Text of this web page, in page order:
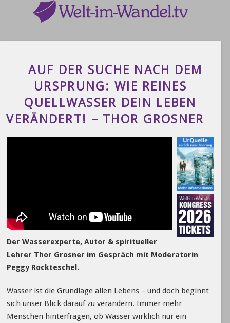
AUF DER SUCHE NACH DEM
URSPRUNG: WIE REINES
QUELLWASSER DEIN LEBEN
VERÄNDERT! – THOR GROSNER
Der Wasserexperte, Autor & spiritueller
Lehrer Thor Grosner im Gespräch mit Moderatorin
Peggy Rockteschel.
Wasser ist die Grundlage allen Lebens – und doch beginnt
sich unser Blick darauf zu verändern. Immer mehr
Menschen hinterfragen, ob Wasser wirklich nur ein